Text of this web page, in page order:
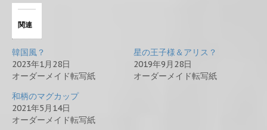
関連
韓国風？
2023年1月28日
オーダーメイド転写紙
星の王子様＆アリス？
2019年9月28日
オーダーメイド転写紙
和柄のマグカップ
2021年5月14日
オーダーメイド転写紙